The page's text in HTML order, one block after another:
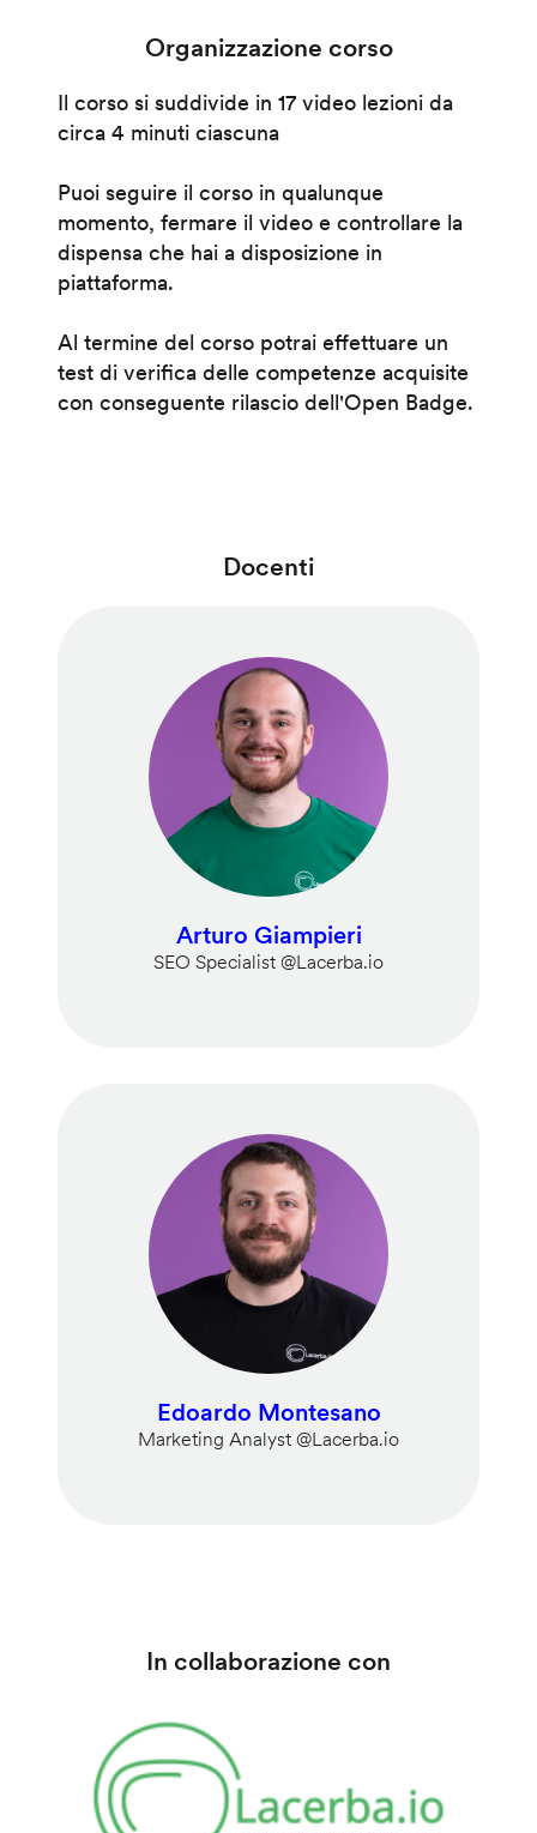
Organizzazione corso
Il corso si suddivide in 17 video lezioni da
circa 4 minuti ciascuna
Puoi seguire il corso in qualunque
momento, fermare il video e controllare la
dispensa che hai a disposizione in
piattaforma.
Al termine del corso potrai effettuare un
test di verifica delle competenze acquisite
con conseguente rilascio dell'Open Badge.
Docenti
Arturo Giampieri
SEO Specialist @Lacerba.io
Edoardo Montesano
Marketing Analyst @Lacerba.io
In collaborazione con